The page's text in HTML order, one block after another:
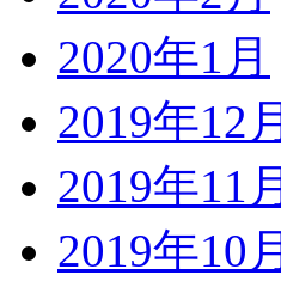
2020年1月
2019年12月
2019年11月
2019年10月